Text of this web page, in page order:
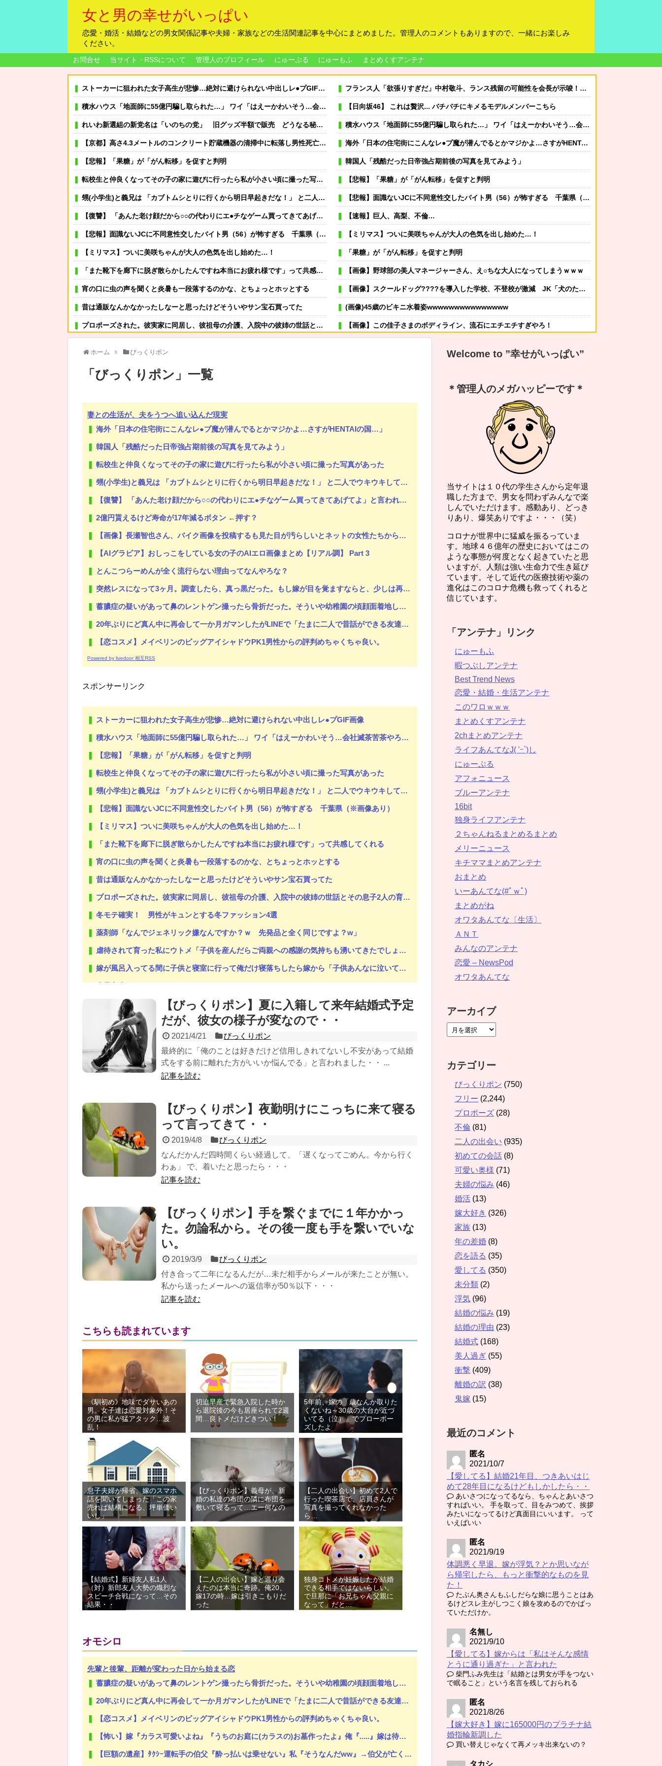
女と男の幸せがいっぱい
恋愛・婚活・結婚などの男女関係記事や夫婦・家族などの生活関連記事を中心にまとめました。管理人のコメントもありますので、一緒にお楽しみ
ください。
お問合せ 当サイト・RSSについて 管理人のプロフィール にゅーぷる にゅーもふ まとめくすアンテナ
ストーカーに狙われた女子高生が悲惨…絶対に避けられない中出しレ●プGIF画像
積水ハウス「地面師に55億円騙し取られた…」 ワイ「はえーかわいそう…会社滅茶苦茶やろなぁ」
れいわ新選組の新党名は「いのちの党」 旧グッズ半額で販売 どうなる秘書給与疑惑
【京都】高さ4.3メートルのコンクリート貯蔵機器の清掃中に転落し男性死亡、伏見区の工場
【悲報】「果糖」が「がん転移」を促すと判明
転校生と仲良くなってその子の家に遊びに行ったら私が小さい頃に撮った写真があった
甥(小学生)と義兄は 「カブトムシとりに行くから明日早起きだな！」 と二人でウキウキしていた。
【復讐】 「あんた老け顔だから○○の代わりにエ●チなゲーム買ってきてあげてよ」と言われて弟の代わりにア○ルトゲームを買わされた
【悲報】面識ないJCに不同意性交したバイト男（56）が怖すぎる 千葉県（※画像あり）
【ミリマス】ついに美咲ちゃんが大人の色気を出し始めた…！
「また靴下を廊下に脱ぎ散らかしたんですね本当にお疲れ様です」って共感してくれる
宵の口に虫の声を聞くと炎暑も一段落するのかな、とちょっとホッとする
昔は通販なんかなかったしなーと思ったけどそういやサン宝石買ってた
プロポーズされた。彼実家に同居し、彼祖母の介護、入院中の彼姉の世話とその息子2人の育児、更にフルタイムで働き、家事も全てやって子供は三人は欲しい、と…バカかorz
その店には腕のいいバーテンダーがいた。このグラスに１杯たのむよ→彼の見事なテクニックはこちらです…
【衝撃】農村地域で育った子どもがアレルギーやぜん息になりにくい『農場効果』を引き起こす細菌が判明
ショートスリーパーで有名なインフルエンサー、視聴者から「寝た方がいい」と言われブチギレ
フランス人「欲張りすぎだ」中村敬斗、ランス残留の可能性を会長が示唆！移籍金が交渉の壁に..現地サポの本音がこれ！【海外の反応】
【日向坂46】 これは贅沢... バチバチにキメるモデルメンバーこちら
積水ハウス「地面師に55億円騙し取られた…」 ワイ「はえーかわいそう…会社滅茶苦茶やろなぁ」
海外「日本の住宅街にこんなレ●プ魔が潜んでるとかマジかよ…さすがHENTAIの国…」
韓国人「残酷だった日帝強占期前後の写真を見てみよう」
【悲報】「果糖」が「がん転移」を促すと判明
【悲報】面識ないJCに不同意性交したバイト男（56）が怖すぎる 千葉県（※画像あり）
【速報】巨人、高梨、不倫…
【ミリマス】ついに美咲ちゃんが大人の色気を出し始めた…！
「果糖」が「がん転移」を促すと判明
【画像】野球部の美人マネージャーさん、え○ちな大人になってしまうｗｗｗ
【画像】スクールドッグ????を導入した学校、不登校が激減 JK「犬のために学校行きたくなる」
(画像)45歳のビキニ水着姿wwwwwwwwwwwwwww
【画像】この佳子さまのボディライン、流石にエチエチすぎやろ！
虐待されて育った私にウトメ「子供を産んだらご両親への感謝の気持ちも湧いてきたでしょ。いい加減に意地貼るの止めて仲直りしなさい 」【中編】
嫁が風呂入ってる間に子供と寝室に行って俺だけ寝落ちしたら嫁から「子供あんなに泣いてたのによく寝てられんな…」って恨み節がメッセージで来てた
専業主夫のイメージ
ホーム びっくりポン
「 びっくりポン 」 一覧
妻との生活が、夫をうつへ追い込んだ現実
海外「日本の住宅街にこんなレ●プ魔が潜んでるとかマジかよ…さすがHENTAIの国…」
韓国人「残酷だった日帝強占期前後の写真を見てみよう」
転校生と仲良くなってその子の家に遊びに行ったら私が小さい頃に撮った写真があった
甥(小学生)と義兄は 「カブトムシとりに行くから明日早起きだな！」 と二人でウキウキしていた。
【復讐】 「あんた老け顔だから○○の代わりにエ●チなゲーム買ってきてあげてよ」と言われて弟の代わりにア○ルトゲームを買わされた
2億円貰えるけど寿命が17年減るボタン ←押す？
【画像】長瀬智也さん、バイク画像を投稿するも見た目が汚らしいとネットの女性たちから批判された結果ｗｗｗ
【AIグラビア】おしっこをしている女の子のAIエロ画像まとめ【リアル調】 Part 3
とんこつらーめんが全く流行らない理由ってなんやろな？
突然レスになって3ヶ月。調査したら、真っ黒だった。もし嫁が目を覚ますならと、少しは再構築もと考えたが八メ撮りの写メを何枚も見て無理だと悟った。だから俺は嫁と間男に制裁を…
蓄膿症の疑いがあって鼻のレントゲン撮ったら骨折だった。そういや幼稚園の頃顔面着地したことがあったが、 母ちゃん当時気づかなかったのかよ・・・
20年ぶりにど真ん中に再会して一か月ガマンしたがLINEで「たまに二人で昔話ができる友達になろう」的なメッセ送信した。昨日まで既読無視
【恋コスメ】メイベリンのビッグアイシャドウPK1男性からの評判めちゃくちゃ良い。
Powered by livedoor 相互RSS
スポンサーリンク
ストーカーに狙われた女子高生が悲惨…絶対に避けられない中出しレ●プGIF画像
積水ハウス「地面師に55億円騙し取られた…」 ワイ「はえーかわいそう…会社滅茶苦茶やろなぁ」
【悲報】「果糖」が「がん転移」を促すと判明
転校生と仲良くなってその子の家に遊びに行ったら私が小さい頃に撮った写真があった
甥(小学生)と義兄は 「カブトムシとりに行くから明日早起きだな！」 と二人でウキウキしていた。
【悲報】面識ないJCに不同意性交したバイト男（56）が怖すぎる 千葉県（※画像あり）
【ミリマス】ついに美咲ちゃんが大人の色気を出し始めた…！
「また靴下を廊下に脱ぎ散らかしたんですね本当にお疲れ様です」って共感してくれる
宵の口に虫の声を聞くと炎暑も一段落するのかな、とちょっとホッとする
昔は通販なんかなかったしなーと思ったけどそういやサン宝石買ってた
プロポーズされた。彼実家に同居し、彼祖母の介護、入院中の彼姉の世話とその息子2人の育児、更にフルタイムで働き、家事も全てやって子供は三人は欲しい、と…バカかorz
冬モテ確実！ 男性がキュンとする冬ファッション4選
薬剤師「なんでジェネリック嫌なんですか？ｗ 先発品と全く同じですよ？w」
虐待されて育った私にウトメ「子供を産んだらご両親への感謝の気持ちも湧いてきたでしょ。いい加減に意地貼るの止めて仲直りしなさい 」【中編】
嫁が風呂入ってる間に子供と寝室に行って俺だけ寝落ちしたら嫁から「子供あんなに泣いてたのによく寝てられんな…」って恨み節がメッセージで来てた
【修羅場】旦那が不倫→実家で両親と子供を育てようと思っていたら…絶縁しました。がんばって子供たちと幸せになります！
Powered by livedoor 相互RSS
【びっくりポン】夏に入籍して来年結婚式予定
だが、彼女の様子が変なので・・
2021/4/21
びっくりポン
最終的に「俺のことは好きだけど信用しきれてないし不安があって結婚
式をする前に離れた方がいいか悩んでる」と言われました・・ ...
記事を読む
【びっくりポン】夜勤明けにこっちに来て寝る
って言ってきて・・
2019/4/8
びっくりポン
なんだかんだ四時間くらい経過して、「遅くなってごめん。今から行く
わぁ」 で、着いたと思ったら・・・
記事を読む
【びっくりポン】手を繋ぐまでに１年かかっ
た。勿論私から。その後一度も手を繋いでいな
い。
2019/3/9
びっくりポン
付き合って二年になるんだが…未だ相手からメールが来たことが無い。
私から送ったメールへの返信率が50％以下・・・
記事を読む
こちらも読まれています
《馴初め》地味でダサいあの
男。女子達は恋愛対象外！そ
の男に私が猛アタック…波
乱！
切迫早産で緊急入院した時か
ら退院後の今も居座られて2週
間…良トメだけどきつい！
5年前、嫁の「歳なんか取りた
くないね～30歳の大台が近づ
いてる（泣）」でプローポー
ズしたよ
息子夫婦が帰省、嫁のスマホ
話を聞いてしまった「この家
売れば結構になる、坪単価い
いし」
【びっくりポン】義母が、新
婚の私達の布団の隣に布団を
敷いて寝るって…エー何なの
【二人の出会い】初めて2人で
行った喫茶店で、店員さんが
写真を撮ってくれなかった
ら…
【結婚式】新婦友人私1人
（対）新郎友人大勢の熾烈な
スピーチ合戦になって…その
結果・・
【二人の出会い】嫁と巡り会
えたのは本当に奇跡。俺20、
嫁17の時…嫁は引きこもりだ
った
独身コトメが妊娠したが結婚
できる相手ではないらしい。
で旦那に「お兄ちゃん父親に
なって」だと…
オモシロ
先輩と後輩、距離が変わった日から始まる恋
蓄膿症の疑いがあって鼻のレントゲン撮ったら骨折だった。そういや幼稚園の頃顔面着地したことがあったが、 母ちゃん当時気づかなかったのかよ・・・
20年ぶりにど真ん中に再会して一か月ガマンしたがLINEで「たまに二人で昔話ができる友達になろう」的なメッセ送信した。昨日まで既読無視
【恋コスメ】メイベリンのビッグアイシャドウPK1男性からの評判めちゃくちゃ良い。
【怖い】嫁『カラス可愛いよね』『うちのお庭に(カラスの)お墓作ったよ』俺『.....』嫁は待ち受け画面もカラスにしている。俺正直カラス怖いんだが...
【巨額の遺産】ﾀｸｼｰ運転手の伯父『酔っ払いは乗せない』私『そうなんだww』→伯父が亡くなり、日記を見ると衝撃の内容が！その真相が...
Welcome to ”幸せがいっぱい”
＊管理人のメガハッピーです＊
当サイトは１０代の学生さんから定年退
職した方まで、男女を問わずみんなで楽
しんでいただけます。感動あり、どっき
りあり、爆笑ありですよ・・・（笑）
コロナが世界中に猛威を振るっていま
す。地球４６億年の歴史においてはこの
ような事態が何度となく起きていたと思
いますが、人類は強い生命力で生き延び
ています。そして近代の医療技術や薬の
進化はこのコロナ危機も救ってくれると
信じています。
「アンテナ」リンク
にゅーもふ
暇つぶしアンテナ
Best Trend News
恋愛・結婚・生活アンテナ
このワロｗｗｗ
まとめくすアンテナ
2chまとめアンテナ
ライフあんてなJ( 'ｰ`)し
にゅーぷる
アフォニュース
ブルーアンテナ
16bit
独身ライフアンテナ
２ちゃんねるまとめるまとめ
メリーニュース
キチママまとめアンテナ
おまとめ
いーあんてな(#ﾟｗﾟ)
まとめがね
オワタあんてな〔生活〕
ＡＮＴ
みんなのアンテナ
恋愛 – NewsPod
オワタあんてな
アーカイブ
カテゴリー
びっくりポン (750)
フリー (2,244)
プロポーズ (28)
不倫 (81)
二人の出会い (935)
初めての会話 (8)
可愛い奥様 (71)
夫婦の悩み (46)
婚活 (13)
嫁大好き (326)
家族 (13)
年の差婚 (8)
恋を語る (35)
愛してる (350)
未分類 (2)
浮気 (96)
結婚の悩み (19)
結婚の理由 (23)
結婚式 (168)
美人過ぎ (55)
衝撃 (409)
離婚の訳 (38)
鬼嫁 (15)
最近のコメント
匿名
2021/10/7
【愛してる】結婚21年目、つきあいはじ
めて28年目になるけどもしかしたら・・
あいさつになってるなら、ちゃんとあいさつ
すればいい。 手を取って、目をみつめて、挨拶
みたいになってるけど真面目にいいます。 って
いえばいい
匿名
2021/9/19
体調悪く早退。嫁が浮気？とか思いなが
ら帰宅したら、もっと衝撃的なものを見
た！
たぶん奥さんもふしだらな娘に思うことはあ
るけどスレ主がしつこく娘を攻めるのでかばっ
ていただけか。
名無し
2021/9/10
【愛してる】嫁からは「私はそんな感情
とうに通り過ぎた」と言われた
柴門ふみ先生は「結婚とは男女が手をつない
で眠ること」という名言を残しておられる
匿名
2021/8/26
【嫁大好き】嫁に165000円のプラチナ結
婚指輪新調した
買い替えじゃなくて再メッキ出来ないの？
タカシ